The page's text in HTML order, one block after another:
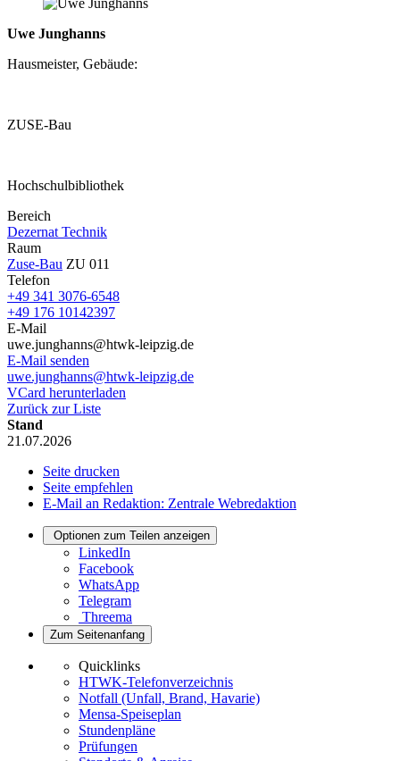
Uwe Junghanns
Hausmeister, Gebäude:
ZUSE-Bau
Hochschulbibliothek
Bereich
Dezernat Technik
Raum
Zuse-Bau ZU 011
Telefon
+49 341 3076-6548
+49 176 10142397
E-Mail
uwe.junghanns@htwk-leipzig.de
E-Mail senden
uwe.junghanns@htwk-leipzig.de
VCard herunterladen
Zurück zur Liste
Stand
21.07.2026
Seite drucken
Seite empfehlen
E-Mail an Redaktion: Zentrale Webredaktion
Optionen zum Teilen anzeigen
LinkedIn
Facebook
WhatsApp
Telegram
Threema
Zum Seitenanfang
Quicklinks
HTWK-Telefonverzeichnis
Notfall (Unfall, Brand, Havarie)
Mensa-Speiseplan
Stundenpläne
Prüfungen